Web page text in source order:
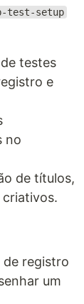
test-setup
testes
e
no
de títulos,
criativos.
de registro
um